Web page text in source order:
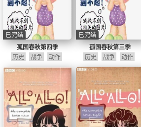
孤国春秋第四季
已完结
历史 战争 动作
孤国春秋第三季
已完结
历史 战争 动作